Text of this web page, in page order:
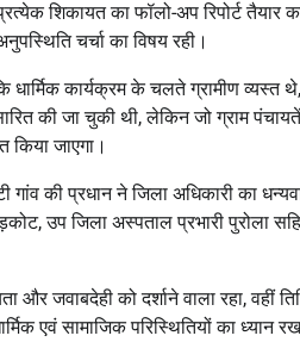
शिकायत का फॉलो-अप रिपोर्ट
चर्चा का विषय रही।
धार्मिक कार्यक्रम के चलते ग्रामीण
की जा चुकी थी, लेकिन जो ग्राम
किया जाएगा।
की प्रधान ने जिला अधिकारी का
उप जिला अस्पताल प्रभारी पुरोला
जवाबदेही को दर्शाने वाला रहा, वहीं
एवं सामाजिक परिस्थितियों का ध्यान